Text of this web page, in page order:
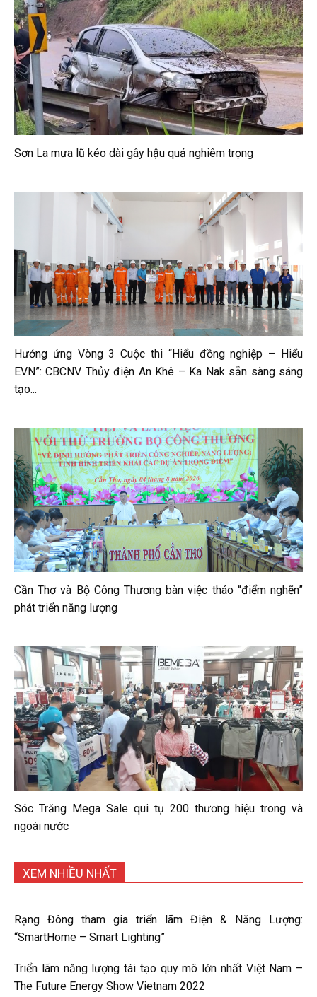
Sơn La mưa lũ kéo dài gây hậu quả nghiêm trọng
Hưởng ứng Vòng 3 Cuộc thi “Hiểu đồng nghiệp – Hiểu
EVN”: CBCNV Thủy điện An Khê – Ka Nak sẵn sàng sáng
tạo...
Cần Thơ và Bộ Công Thương bàn việc tháo “điểm nghẽn”
phát triển năng lượng
Sóc Trăng Mega Sale qui tụ 200 thương hiệu trong và
ngoài nước
XEM NHIỀU NHẤT
Rạng Đông tham gia triển lãm Điện & Năng Lượng:
“SmartHome – Smart Lighting”
Triển lãm năng lượng tái tạo quy mô lớn nhất Việt Nam –
The Future Energy Show Vietnam 2022